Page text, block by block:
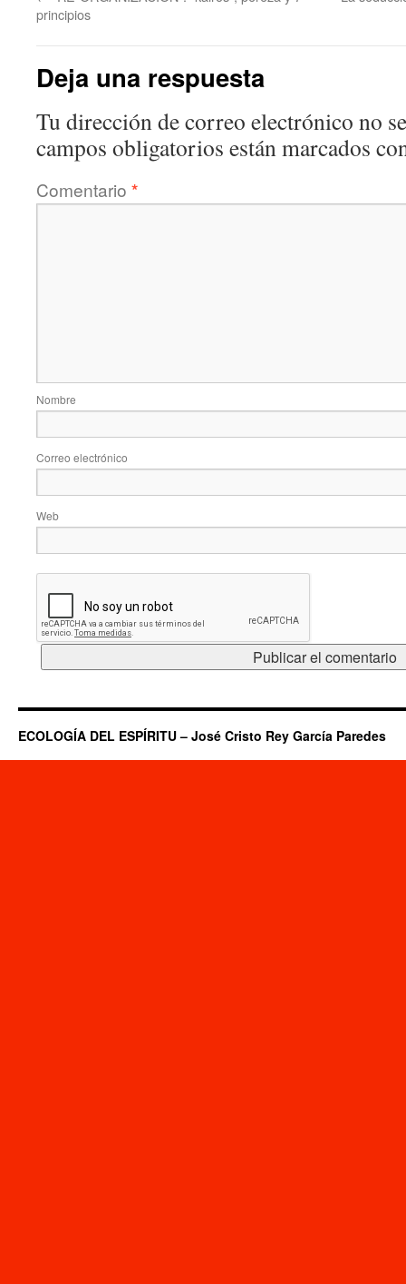
principios
Deja una respuesta
Tu dirección de correo electrónico no
campos obligatorios están marcados
Comentario *
Nombre
Correo electrónico
Web
ECOLOGÍA DEL ESPÍRITU – José Cristo Rey García Paredes